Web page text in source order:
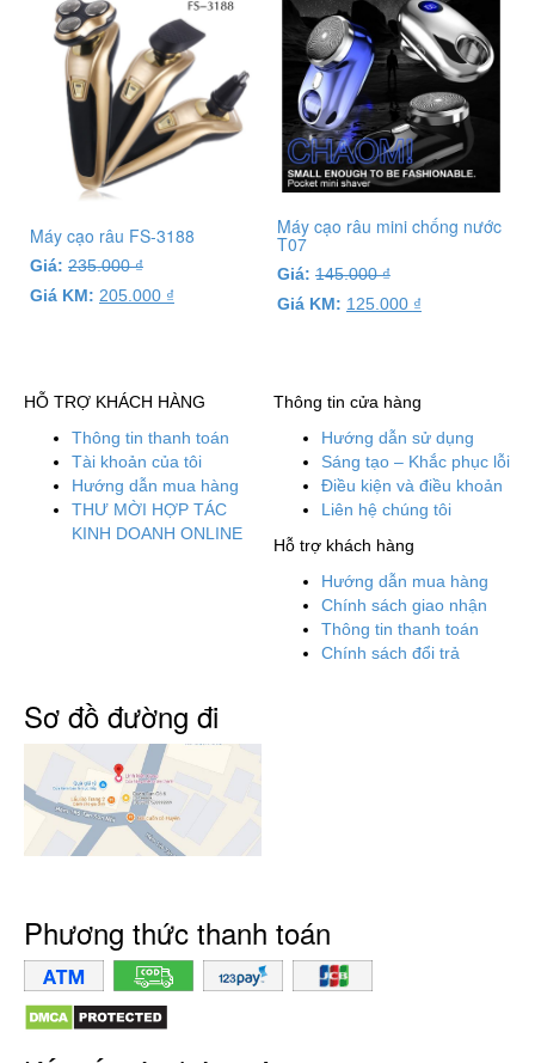
Máy cạo râu FS-3188
Giá: 235.000₫
Giá KM: 205.000 ₫
Máy cạo râu mini chống nước
T07
Giá: 145.000₫
Giá KM: 125.000 ₫
HỖ TRỢ KHÁCH HÀNG
Thông tin thanh toán
Tài khoản của tôi
Hướng dẫn mua hàng
THƯ MỜI HỢP TÁC
KINH DOANH ONLINE
Thông tin cửa hàng
Hướng dẫn sử dụng
Sáng tạo – Khắc phục lỗi
Điều kiện và điều khoản
Liên hệ chúng tôi
Hỗ trợ khách hàng
Hướng dẫn mua hàng
Chính sách giao nhận
Thông tin thanh toán
Chính sách đổi trả
Sơ đồ đường đi
Phương thức thanh toán